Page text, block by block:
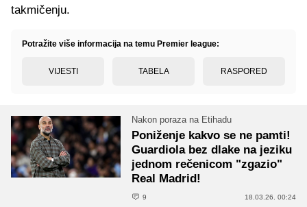
takmičenju.
Potražite više informacija na temu Premier league:
VIJESTI TABELA RASPORED
Nakon poraza na Etihadu
Poniženje kakvo se ne pamti!
Guardiola bez dlake na jeziku
jednom rečenicom "zgazio"
Real Madrid!
9 18.03.26. 00:24